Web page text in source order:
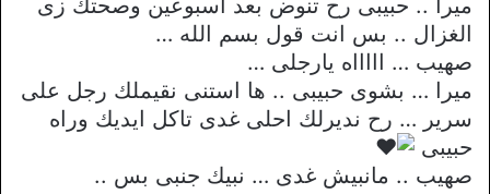
الغزال .. بس انت قول بسم الله …
صهيب … اااااه يارجلى …
ميرا … بشوى حبيبى .. ها استنى نقيملك رجل على
سرير … رح نديرلك احلى غدى تاكل ايديك وراه
حبيبى
صهيب .. مانبيش غدى … نبيك جنبى بس ..